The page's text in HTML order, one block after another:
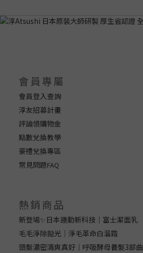
會員專屬
會員登入查詢
淳友招募計畫
評論領購物金
點數兌換教學
豪禮兌換專區
常見問題FAQ
熱銷商品
新登場✨日本運動新科技｜富士潔面乳
毛毛淨除拋光｜淨毛革命白溜霜
頭髮濃密清爽真好｜呼吸酵母養髮3部曲